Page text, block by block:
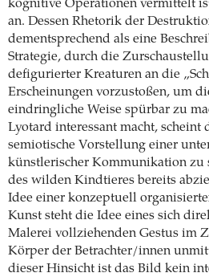
kognitive Operationen vermittelt
an. Dessen Rhetorik der
dementsprechend als eine
Strategie, durch die
defigurierter Kreaturen an die
Erscheinungen vorzustoßen, um
eindringliche Weise spürbar zu
Lyotard interessant macht, scheint
semiotische Vorstellung einer
künstlerischer Kommunikation zu
des wilden Kindtieres bereits
Idee einer konzeptuell
Kunst steht die Idee eines sich
Malerei vollziehenden Gestus im
Körper der Betrachter/innen
dieser Hinsicht ist das Bild kein